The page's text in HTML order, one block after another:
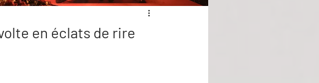
en éclats de rire